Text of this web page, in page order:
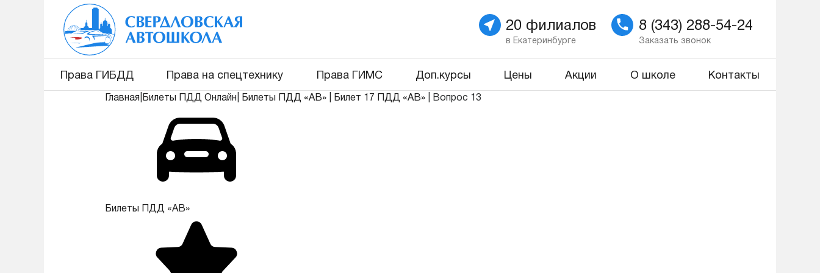
20 филиалов
в Екатеринбурге
8 (343) 288-54-24
Заказать звонок
Права ГИБДД Права на спецтехнику Права ГИМС Доп.курсы Цены Акции О школе Контакты
Главная Билеты ПДД Онлайн Билеты ПДД «АВ» Билет 17 ПДД «АВ» Вопрос 13
Билеты ПДД «АВ»